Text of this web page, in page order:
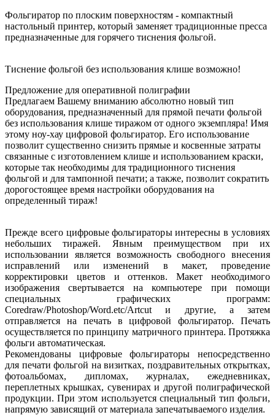
Фольгиратор по плоским поверхностям - компактный
настольный принтер, который заменяет традиционные пресса
предназначенные для горячего тиснения фольгой.
Тиснение фольгой без использования клише возможно!
Предложение для оперативной полиграфии
Предлагаем Вашему вниманию абсолютно новый тип
оборудования, предназначенный для прямой печати фольгой
без использования клише тиражом от одного экземпляра! Имя
этому ноу-хау цифровой фольгиратор. Его использование
позволит существенно снизить прямые и косвенные затраты
связанные с изготовлением клише и использованием краски,
которые так необходимы для традиционного тиснения
фольгой и для тампонной печати; а также, позволит сократить
дорогостоящее время настройки оборудования на
определенный тираж!
Прежде всего цифровые фольгираторы интересны в условиях
небольших тиражей. Явным преимуществом при их
использовании является возможность свободного внесения
исправлений или изменений в макет, проведение
корректировки цветов и оттенков. Макет необходимого
изображения свертывается на компьютере при помощи
специальных графических программ:
Coredraw/Photoshop/Word.etc/Artcut и другие, а затем
отправляется на печать в цифровой фольгиратор. Печать
осуществляется по принципу матричного принтера. Протяжка
фольги автоматическая.
Рекомендованы цифровые фольгираторы непосредственно
для печати фольгой на визитках, поздравительных открытках,
фотоальбомах, дипломах, журналах, ежедневниках,
переплетных крышках, сувенирах и другой полиграфической
продукции. При этом используется специальный тип фольги,
напрямую зависящий от материала запечатываемого изделия.